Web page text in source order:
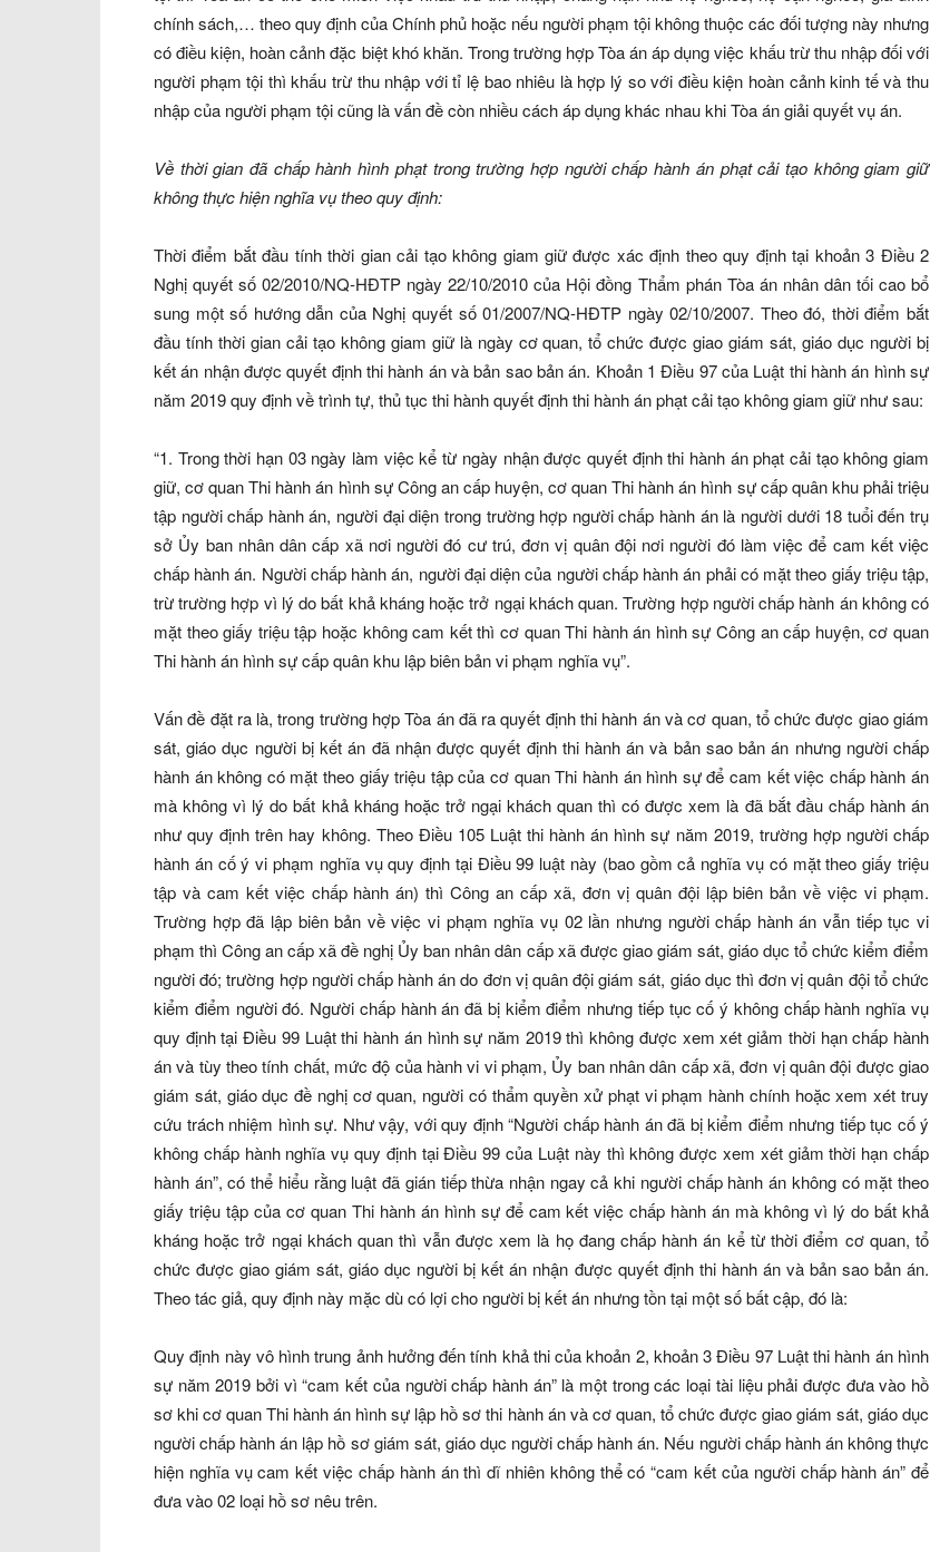
chính sách,… theo quy định của Chính phủ hoặc nếu người phạm tội không thuộc các đối tượng này nhưng
có điều kiện, hoàn cảnh đặc biệt khó khăn. Trong trường hợp Tòa án áp dụng việc khấu trừ thu nhập đối với
người phạm tội thì khấu trừ thu nhập với tỉ lệ bao nhiêu là hợp lý so với điều kiện hoàn cảnh kinh tế và thu
nhập của người phạm tội cũng là vấn đề còn nhiều cách áp dụng khác nhau khi Tòa án giải quyết vụ án.
Về thời gian đã chấp hành hình phạt trong trường hợp người chấp hành án phạt cải tạo không giam giữ
không thực hiện nghĩa vụ theo quy định:
Thời điểm bắt đầu tính thời gian cải tạo không giam giữ được xác định theo quy định tại khoản 3 Điều 2
Nghị quyết số 02/2010/NQ-HĐTP ngày 22/10/2010 của Hội đồng Thẩm phán Tòa án nhân dân tối cao bổ
sung một số hướng dẫn của Nghị quyết số 01/2007/NQ-HĐTP ngày 02/10/2007. Theo đó, thời điểm bắt
đầu tính thời gian cải tạo không giam giữ là ngày cơ quan, tổ chức được giao giám sát, giáo dục người bị
kết án nhận được quyết định thi hành án và bản sao bản án. Khoản 1 Điều 97 của Luật thi hành án hình sự
năm 2019 quy định về trình tự, thủ tục thi hành quyết định thi hành án phạt cải tạo không giam giữ như sau:
“1. Trong thời hạn 03 ngày làm việc kể từ ngày nhận được quyết định thi hành án phạt cải tạo không giam
giữ, cơ quan Thi hành án hình sự Công an cấp huyện, cơ quan Thi hành án hình sự cấp quân khu phải triệu
tập người chấp hành án, người đại diện trong trường hợp người chấp hành án là người dưới 18 tuổi đến trụ
sở Ủy ban nhân dân cấp xã nơi người đó cư trú, đơn vị quân đội nơi người đó làm việc để cam kết việc
chấp hành án. Người chấp hành án, người đại diện của người chấp hành án phải có mặt theo giấy triệu tập,
trừ trường hợp vì lý do bất khả kháng hoặc trở ngại khách quan. Trường hợp người chấp hành án không có
mặt theo giấy triệu tập hoặc không cam kết thì cơ quan Thi hành án hình sự Công an cấp huyện, cơ quan
Thi hành án hình sự cấp quân khu lập biên bản vi phạm nghĩa vụ”.
Vấn đề đặt ra là, trong trường hợp Tòa án đã ra quyết định thi hành án và cơ quan, tổ chức được giao giám
sát, giáo dục người bị kết án đã nhận được quyết định thi hành án và bản sao bản án nhưng người chấp
hành án không có mặt theo giấy triệu tập của cơ quan Thi hành án hình sự để cam kết việc chấp hành án
mà không vì lý do bất khả kháng hoặc trở ngại khách quan thì có được xem là đã bắt đầu chấp hành án
như quy định trên hay không. Theo Điều 105 Luật thi hành án hình sự năm 2019, trường hợp người chấp
hành án cố ý vi phạm nghĩa vụ quy định tại Điều 99 luật này (bao gồm cả nghĩa vụ có mặt theo giấy triệu
tập và cam kết việc chấp hành án) thì Công an cấp xã, đơn vị quân đội lập biên bản về việc vi phạm.
Trường hợp đã lập biên bản về việc vi phạm nghĩa vụ 02 lần nhưng người chấp hành án vẫn tiếp tục vi
phạm thì Công an cấp xã đề nghị Ủy ban nhân dân cấp xã được giao giám sát, giáo dục tổ chức kiểm điểm
người đó; trường hợp người chấp hành án do đơn vị quân đội giám sát, giáo dục thì đơn vị quân đội tổ chức
kiểm điểm người đó. Người chấp hành án đã bị kiểm điểm nhưng tiếp tục cố ý không chấp hành nghĩa vụ
quy định tại Điều 99 Luật thi hành án hình sự năm 2019 thì không được xem xét giảm thời hạn chấp hành
án và tùy theo tính chất, mức độ của hành vi vi phạm, Ủy ban nhân dân cấp xã, đơn vị quân đội được giao
giám sát, giáo dục đề nghị cơ quan, người có thẩm quyền xử phạt vi phạm hành chính hoặc xem xét truy
cứu trách nhiệm hình sự. Như vậy, với quy định “Người chấp hành án đã bị kiểm điểm nhưng tiếp tục cố ý
không chấp hành nghĩa vụ quy định tại Điều 99 của Luật này thì không được xem xét giảm thời hạn chấp
hành án”, có thể hiểu rằng luật đã gián tiếp thừa nhận ngay cả khi người chấp hành án không có mặt theo
giấy triệu tập của cơ quan Thi hành án hình sự để cam kết việc chấp hành án mà không vì lý do bất khả
kháng hoặc trở ngại khách quan thì vẫn được xem là họ đang chấp hành án kể từ thời điểm cơ quan, tổ
chức được giao giám sát, giáo dục người bị kết án nhận được quyết định thi hành án và bản sao bản án.
Theo tác giả, quy định này mặc dù có lợi cho người bị kết án nhưng tồn tại một số bất cập, đó là:
Quy định này vô hình trung ảnh hưởng đến tính khả thi của khoản 2, khoản 3 Điều 97 Luật thi hành án hình
sự năm 2019 bởi vì “cam kết của người chấp hành án” là một trong các loại tài liệu phải được đưa vào hồ
sơ khi cơ quan Thi hành án hình sự lập hồ sơ thi hành án và cơ quan, tổ chức được giao giám sát, giáo dục
người chấp hành án lập hồ sơ giám sát, giáo dục người chấp hành án. Nếu người chấp hành án không thực
hiện nghĩa vụ cam kết việc chấp hành án thì dĩ nhiên không thể có “cam kết của người chấp hành án” để
đưa vào 02 loại hồ sơ nêu trên.